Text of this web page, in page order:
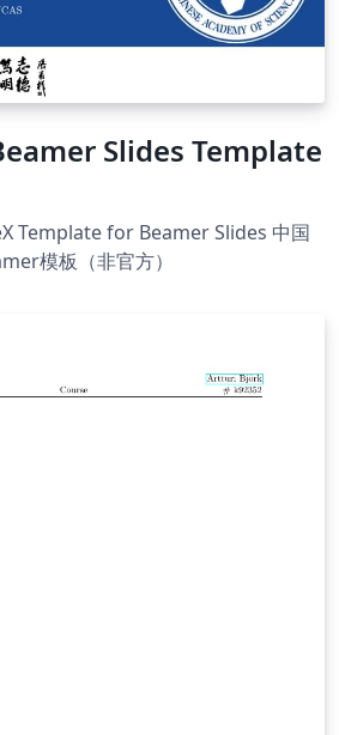
Slides Template
Template for Beamer Slides 中国
模板（非官方）